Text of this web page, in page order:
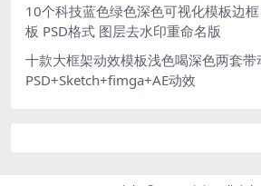
10个科技蓝色绿色深色可视化模板边
板 PSD格式 图层去水印重命名版
十款大框架动效模板浅色喝深色两套
PSD+Sketch+fimga+AE动效